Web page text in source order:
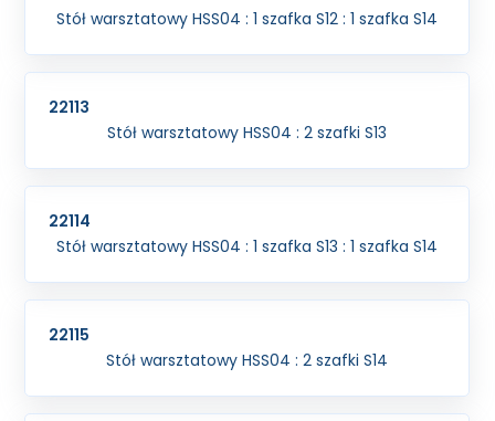
Stół warsztatowy HSS04 : 1 szafka S12 : 1 szafka S14
22113
Stół warsztatowy HSS04 : 2 szafki S13
22114
Stół warsztatowy HSS04 : 1 szafka S13 : 1 szafka S14
22115
Stół warsztatowy HSS04 : 2 szafki S14